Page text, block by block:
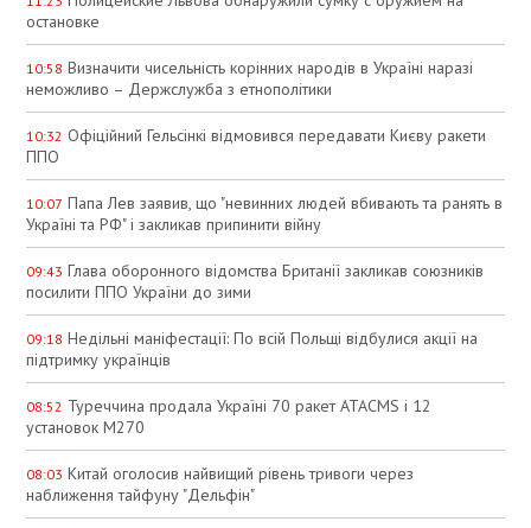
остановке
10:58 Визначити чисельність корінних народів в Україні наразі
неможливо – Держслужба з етнополітики
10:32 Офіційний Гельсінкі відмовився передавати Києву ракети
ППО
10:07 Папа Лев заявив, що "невинних людей вбивають та ранять в
Україні та РФ" і закликав припинити війну
09:43 Глава оборонного відомства Британії закликав союзників
посилити ППО України до зими
09:18 Недільні маніфестації: По всій Польщі відбулися акції на
підтримку українців
08:52 Туреччина продала Україні 70 ракет ATACMS і 12
установок M270
08:03 Китай оголосив найвищий рівень тривоги через
наближення тайфуну "Дельфін"